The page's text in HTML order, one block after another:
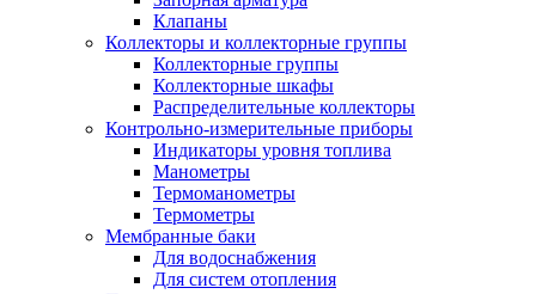
Клапаны
Коллекторы и коллекторные группы
Коллекторные группы
Коллекторные шкафы
Распределительные коллекторы
Контрольно-измерительные приборы
Индикаторы уровня топлива
Манометры
Термоманометры
Термометры
Мембранные баки
Для водоснабжения
Для систем отопления